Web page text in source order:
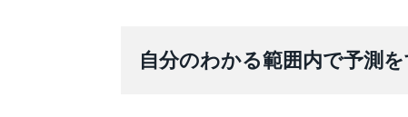
自分のわかる範囲内で予測